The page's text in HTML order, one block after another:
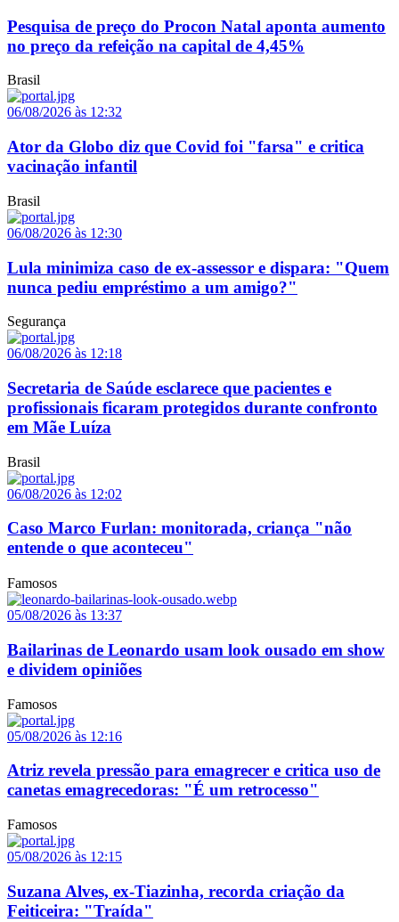
Pesquisa de preço do Procon Natal aponta aumento
no preço da refeição na capital de 4,45%
Brasil
06/08/2026 às 12:32
Ator da Globo diz que Covid foi "farsa" e critica
vacinação infantil
Brasil
06/08/2026 às 12:30
Lula minimiza caso de ex-assessor e dispara: "Quem
nunca pediu empréstimo a um amigo?"
Segurança
06/08/2026 às 12:18
Secretaria de Saúde esclarece que pacientes e
profissionais ficaram protegidos durante confronto
em Mãe Luíza
Brasil
06/08/2026 às 12:02
Caso Marco Furlan: monitorada, criança "não
entende o que aconteceu"
Famosos
05/08/2026 às 13:37
Bailarinas de Leonardo usam look ousado em show
e dividem opiniões
Famosos
05/08/2026 às 12:16
Atriz revela pressão para emagrecer e critica uso de
canetas emagrecedoras: "É um retrocesso"
Famosos
05/08/2026 às 12:15
Suzana Alves, ex-Tiazinha, recorda criação da
Feiticeira: "Traída"